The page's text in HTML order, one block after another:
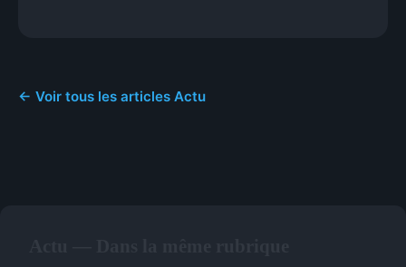
← Voir tous les articles Actu